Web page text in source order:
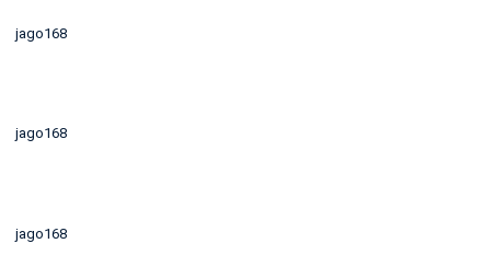
jago168
jago168
jago168